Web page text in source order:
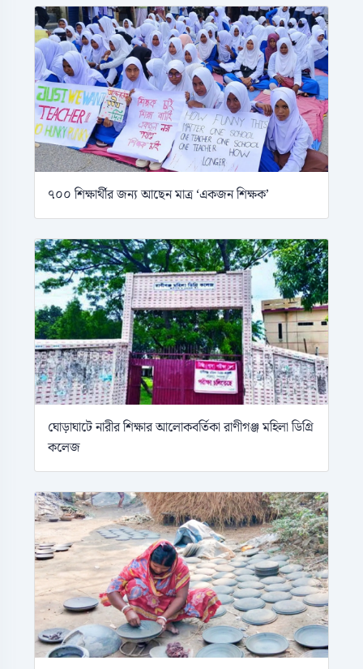
৭০০ শিক্ষার্থীর জন্য আছেন মাত্র ‘একজন শিক্ষক’
ঘোড়াঘাটে নারীর শিক্ষার আলোকবর্তিকা রাণীগঞ্জ মহিলা ডিগ্রি
কলেজ